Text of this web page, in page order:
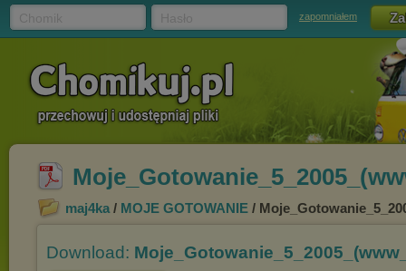
zapomniałem
maj4ka / MOJE GOTOWANIE /
Download: